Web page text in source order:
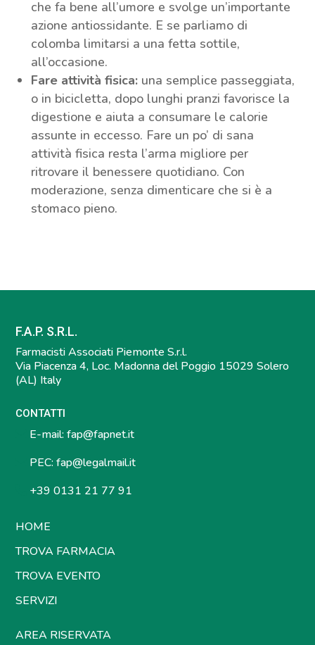
che fa bene all’umore e svolge un’importante
azione antiossidante. E se parliamo di
colomba limitarsi a una fetta sottile,
all’occasione.
Fare attività fisica: una semplice passeggiata,
o in bicicletta, dopo lunghi pranzi favorisce la
digestione e aiuta a consumare le calorie
assunte in eccesso. Fare un po’ di sana
attività fisica resta l’arma migliore per
ritrovare il benessere quotidiano. Con
moderazione, senza dimenticare che si è a
stomaco pieno.
F.A.P. S.R.L.
Farmacisti Associati Piemonte S.r.l.
Via Piacenza 4, Loc. Madonna del Poggio 15029 Solero
(AL) Italy
CONTATTI
E-mail: fap@fapnet.it
PEC: fap@legalmail.it
+39 0131 21 77 91
HOME
TROVA FARMACIA
TROVA EVENTO
SERVIZI
AREA RISERVATA